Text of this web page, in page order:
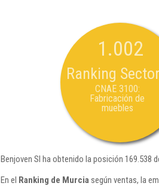
1.002
Ranking
CNAE 3100:
Fabricación de
muebles
Benjoven Sl ha obtenido la posición 169.538
En el Ranking de Murcia según ventas, la